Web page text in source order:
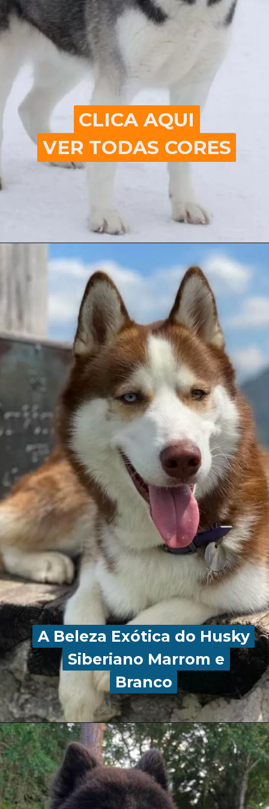
CLICA AQUI
VER TODAS CORES
CLICA AQUI
VER TODAS CORES
A Beleza Exótica do Husky
Siberiano Marrom e
Branco
A Beleza Exótica do Husky
Siberiano Marrom e
Branco